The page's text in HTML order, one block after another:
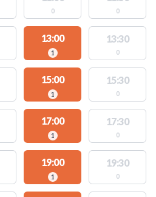
0 0
13:00
1
13:30
0
15:00
1
15:30
0
17:00
1
17:30
0
19:00
1
19:30
0